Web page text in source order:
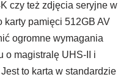
czy też zdjęcia seryjne w
pamięci 512GB AV
ogromne wymagania
o magistralę UHS-II i
to karta w standardzie